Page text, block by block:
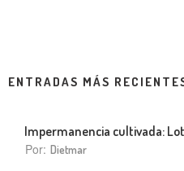
ENTRADAS MÁS
Impermanencia cultivada:
Por: Dietmar